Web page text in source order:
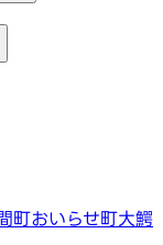
町おいらせ町大鰐